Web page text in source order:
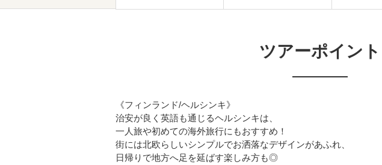
ツアーポイント
《フィンランド/ヘルシンキ》
治安が良く英語も通じるヘルシンキは、
一人旅や初めての海外旅行にもおすすめ！
街には北欧らしいシンプルでお洒落なデザインがあふれ、
日帰りで地方へ足を延ばす楽しみ方も◎